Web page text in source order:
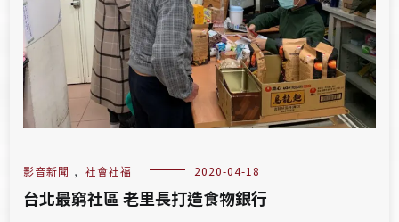
影音新聞 , 社會社福 2020-04-18
台北最窮社區 老里長打造食物銀行